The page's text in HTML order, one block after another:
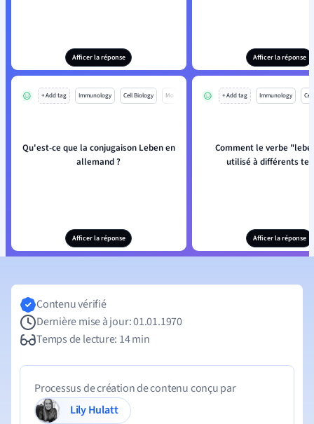
Afficer la réponse Afficer la réponse
+ Add tag Immunology Cell Biology Mo
Qu'est-ce que la conjugaison Leben en
allemand ?
Afficer la réponse
+ Add tag Immunology
Comment le verbe
utilisé à différents
Afficer la réponse
Contenu vérifié
Dernière mise à jour: 01.01.1970
Temps de lecture: 14 min
Processus de création de contenu conçu par
Lily Hulatt